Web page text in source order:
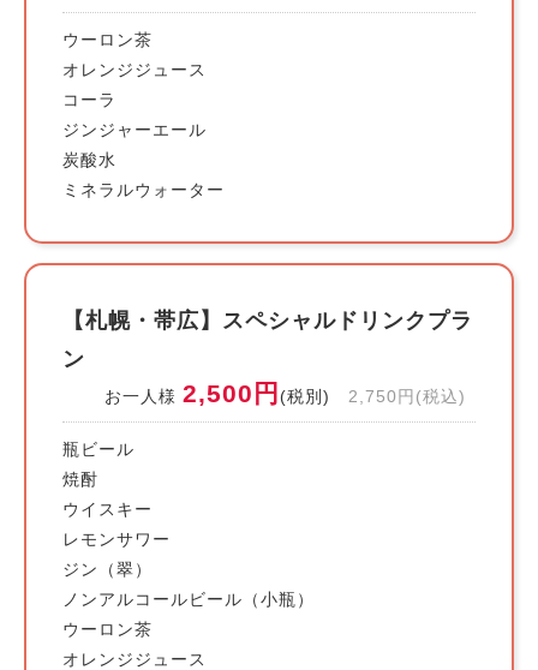
ウーロン茶
オレンジジュース
コーラ
ジンジャーエール
炭酸水
ミネラルウォーター
【札幌・帯広】スペシャルドリンクプラ
ン
お一人様 2,500円 (税別) 2,750円(税込)
瓶ビール
焼酎
ウイスキー
レモンサワー
ジン（翠）
ノンアルコールビール（小瓶）
ウーロン茶
オレンジジュース